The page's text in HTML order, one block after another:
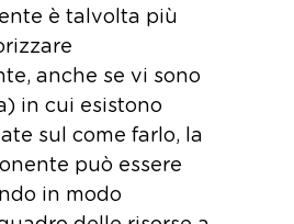
è talvolta più
anche se vi sono
in cui esistono
sul come farlo, la
può essere
in modo